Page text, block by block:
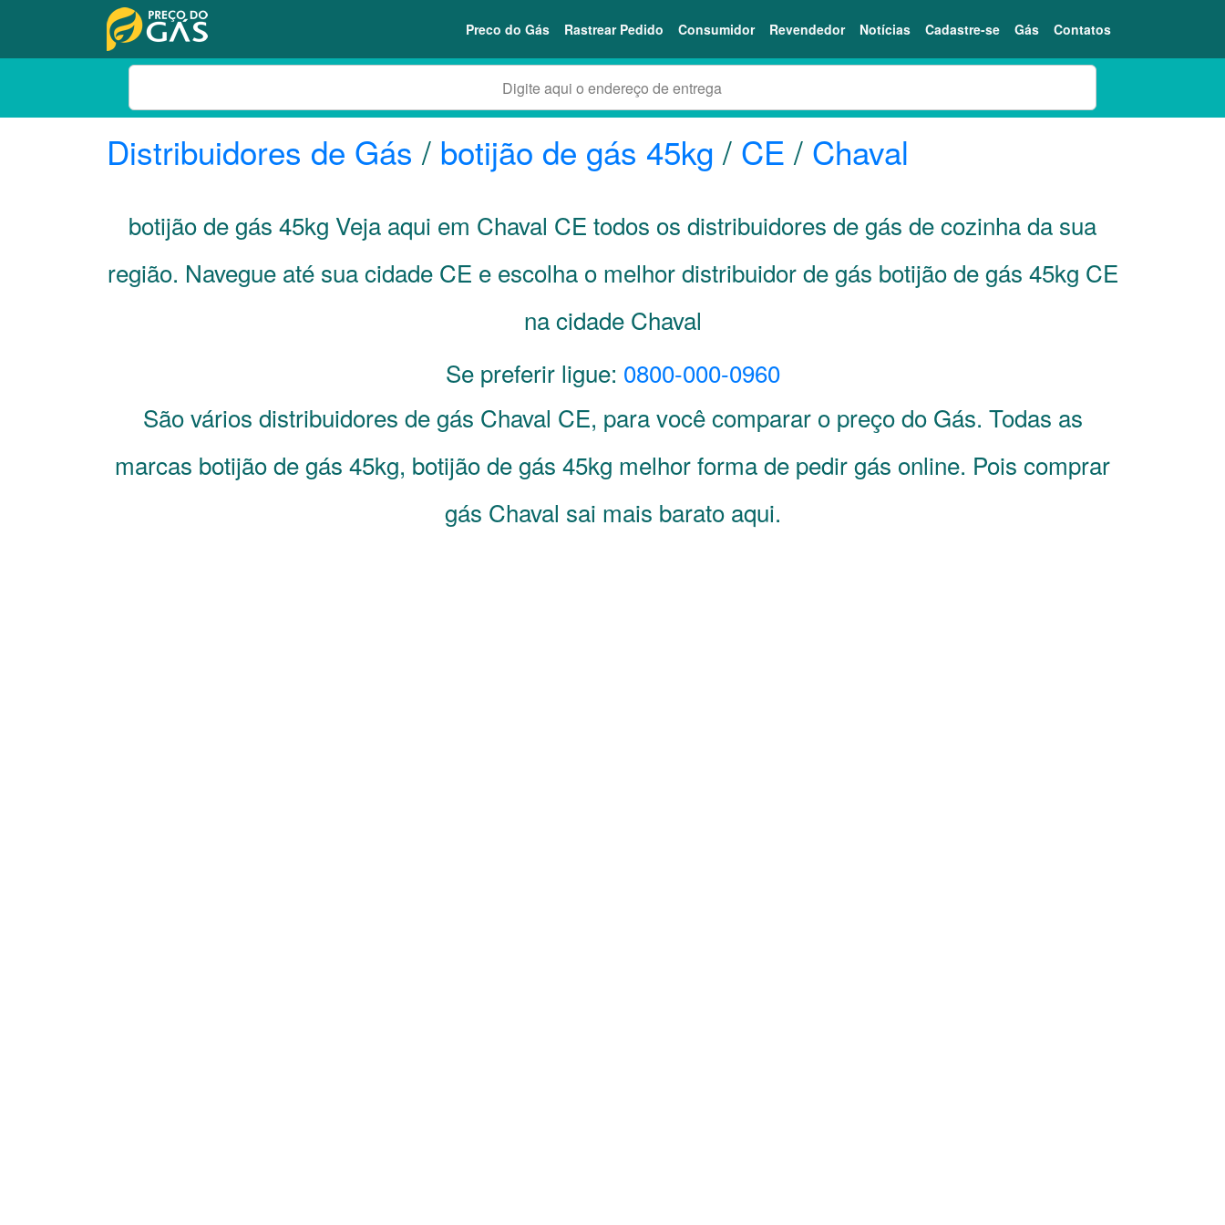
Preco do Gás Rastrear Pedido Consumidor Revendedor Notícias Cadastre-se Gás Contatos
Distribuidores de Gás/ botijão de gás 45kg / CE / Chaval
botijão de gás 45kg Veja aqui em Chaval CE todos os distribuidores de gás de cozinha da sua
região. Navegue até sua cidade CE e escolha o melhor distribuidor de gás botijão de gás 45kg CE
na cidade Chaval
Se preferir ligue: 0800-000-0960
São vários distribuidores de gás Chaval CE, para você comparar o preço do Gás. Todas as
marcas botijão de gás 45kg, botijão de gás 45kg melhor forma de pedir gás online. Pois comprar
gás Chaval sai mais barato aqui.